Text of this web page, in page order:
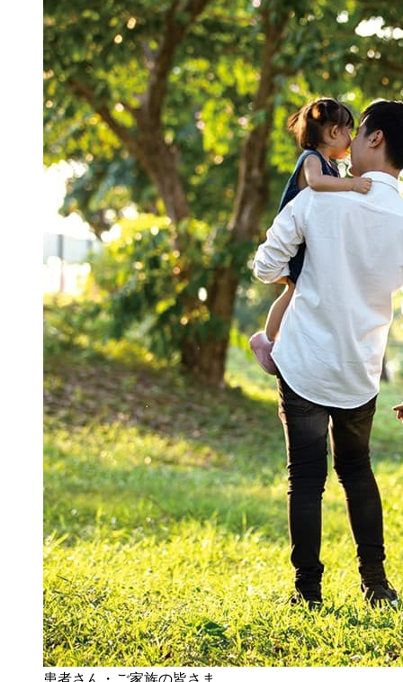
患者さん・ご家族の皆さま